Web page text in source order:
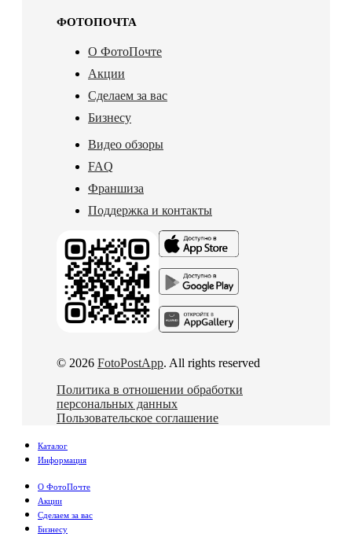
ФОТОПОЧТА
О ФотоПочте
Акции
Сделаем за вас
Бизнесу
Видео обзоры
FAQ
Франшиза
Поддержка и контакты
© 2026 FotoPostApp. All rights reserved
Политика в отношении обработки
персональных данных
Пользовательское соглашение
Каталог
Информация
О ФотоПочте
Акции
Сделаем за вас
Бизнесу